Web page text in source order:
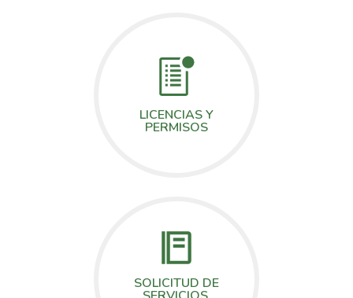
LICENCIAS Y
PERMISOS
SOLICITUD DE